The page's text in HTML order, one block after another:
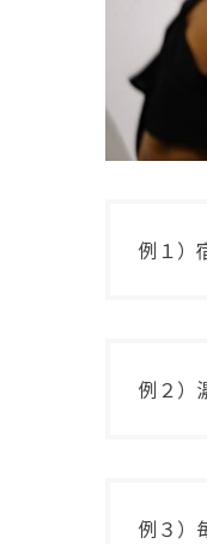
例１）
例２）
例３）